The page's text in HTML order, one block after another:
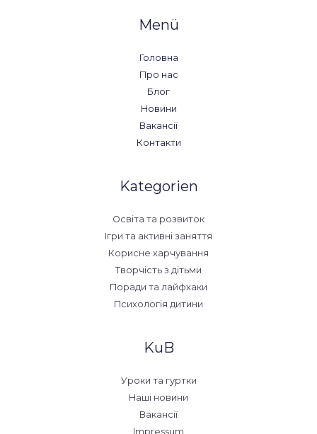
Menü
Головна
Про нас
Блог
Новини
Вакансії
Контакти
Kategorien
Освіта та розвиток
Ігри та активні заняття
Корисне харчування
Творчість з дітьми
Поради та лайфхаки
Психологія дитини
KuB
Уроки та гуртки
Наші новини
Вакансії
Impressum